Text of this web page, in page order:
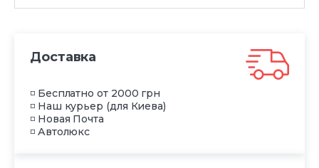
Доставка
◽ Бесплатно от 2000 грн
◽ Наш курьер (для Киева)
◽ Новая Почта
◽ Автолюкс